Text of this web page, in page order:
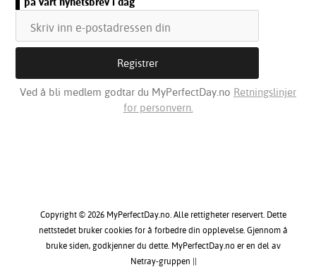
Ved å bli medlem godtar du MyPerfectDay.no Retningslinjer
for personvern.
Copyright © 2026 MyPerfectDay.no. Alle rettigheter reservert. Dette
nettstedet bruker cookies for å forbedre din opplevelse. Gjennom å
bruke siden, godkjenner du dette. MyPerfectDay.no er en del av
Netray-gruppen ||